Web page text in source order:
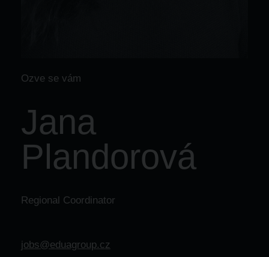
Ozve se vám
Jana
Plandorová
Regional Coordinator
jobs@eduagroup.cz